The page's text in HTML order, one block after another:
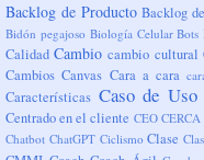
Backlog de Producto Backlog
Bidón pegajoso Biología Celular Bots
Calidad Cambio cambio cultural
Cambios Canvas Cara a cara
Características Caso de Uso
Centrado en el cliente CEO CERCA
Chatbot ChatGPT Ciclismo Clase